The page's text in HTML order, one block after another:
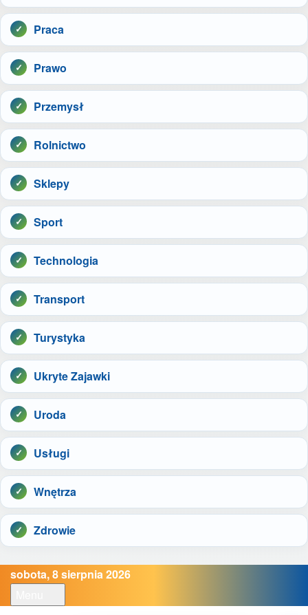
Praca
Prawo
Przemysł
Rolnictwo
Sklepy
Sport
Technologia
Transport
Turystyka
Ukryte Zajawki
Uroda
Usługi
Wnętrza
Zdrowie
sobota, 8 sierpnia 2026